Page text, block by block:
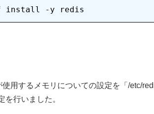
使用するメモリについての設定を「/etc/
を行いました。